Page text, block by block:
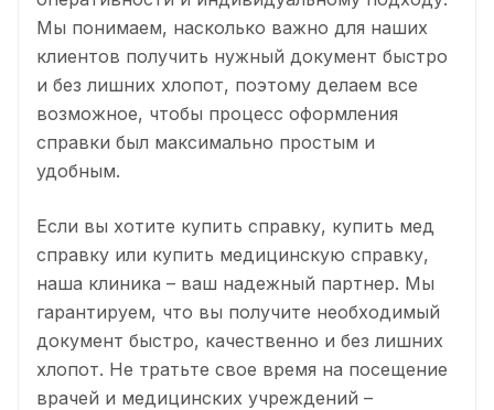
Мы понимаем, насколько важно для наших
клиентов получить нужный документ быстро
и без лишних хлопот, поэтому делаем все
возможное, чтобы процесс оформления
справки был максимально простым и
удобным.
Если вы хотите купить справку, купить мед
справку или купить медицинскую справку,
наша клиника – ваш надежный партнер. Мы
гарантируем, что вы получите необходимый
документ быстро, качественно и без лишних
хлопот. Не тратьте свое время на посещение
врачей и медицинских учреждений –